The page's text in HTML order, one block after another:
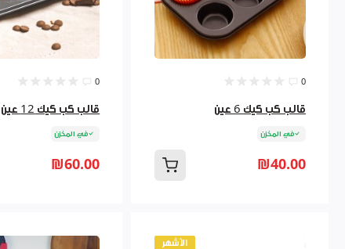
0
قالب كب كيك 6 عين
في المخزن
₪40.00
0
قالب كب كيك 12 عين
في المخزن
₪60.00
الأشهر